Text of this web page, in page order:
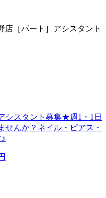
［パート］アシスタント
シスタント募集★週1・1日
んか？ネイル・ピアス・